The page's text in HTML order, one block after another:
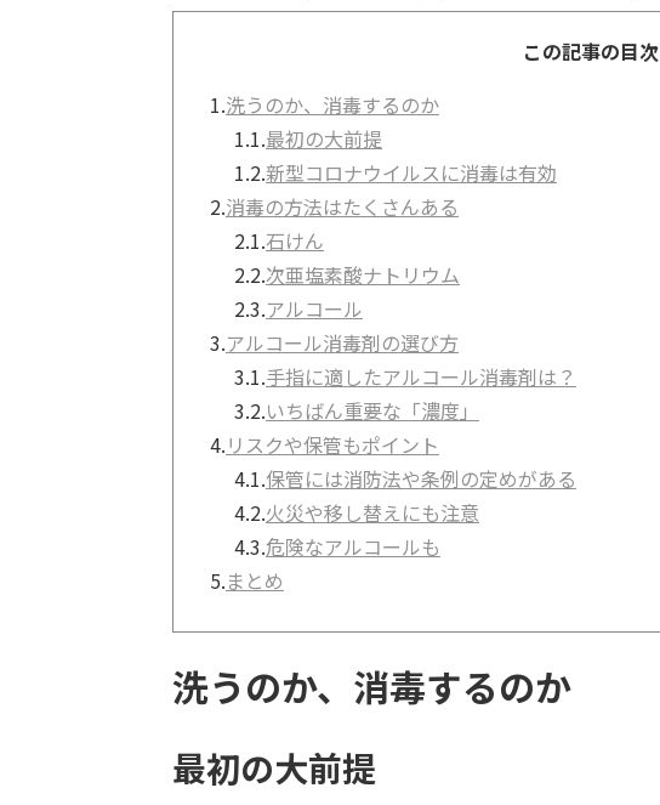
この記事の目次
1.洗うのか、消毒するのか
1.1.最初の大前提
1.2.新型コロナウイルスに消毒は有効
2.消毒の方法はたくさんある
2.1.石けん
2.2.次亜塩素酸ナトリウム
2.3.アルコール
3.アルコール消毒剤の選び方
3.1.手指に適したアルコール消毒剤は？
3.2.いちばん重要な「濃度」
4.リスクや保管もポイント
4.1.保管には消防法や条例の定めがある
4.2.火災や移し替えにも注意
4.3.危険なアルコールも
5.まとめ
洗うのか、消毒するのか
最初の大前提